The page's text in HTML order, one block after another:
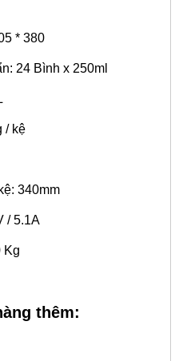
* 380
24 Bình x 250ml
/ kệ
340mm
/ 5.1A
Kg
thêm: